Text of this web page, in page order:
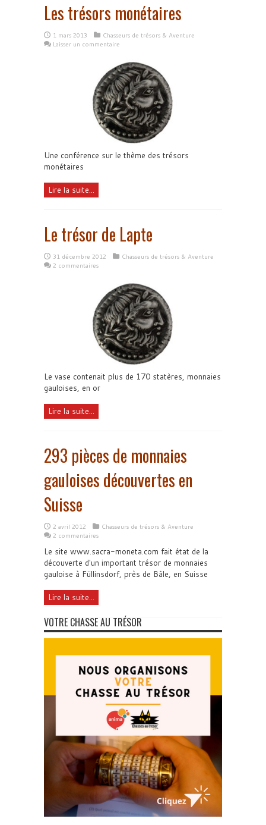
Les trésors monétaires
1 mars 2013
Chasseurs de trésors & Aventure
Laisser un commentaire
Une conférence sur le thème des trésors
monétaires
Lire la suite...
Le trésor de Lapte
31 décembre 2012
Chasseurs de trésors & Aventure
2 commentaires
Le vase contenait plus de 170 statères, monnaies
gauloises, en or
Lire la suite...
293 pièces de monnaies
gauloises découvertes en
Suisse
2 avril 2012
Chasseurs de trésors & Aventure
2 commentaires
Le site www.sacra-moneta.com fait état de la
découverte d'un important trésor de monnaies
gauloise à Füllinsdorf, près de Bâle, en Suisse
Lire la suite...
VOTRE CHASSE AU TRÉSOR